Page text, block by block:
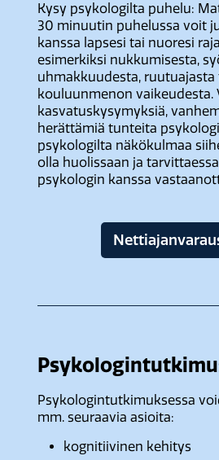
Kysy psykologilta puhelu:
30 minuutin puhelussa voit
kanssa lapsesi tai nuoresi
esimerkiksi nukkumisesta,
uhmakkuudesta, ruutuajasta
kouluunmenon vaikeudesta.
kasvatuskysymyksiä,
herättämiä tunteita
psykologilta näkökulmaa
olla huolissaan ja
psykologin kanssa
Psykologintutkimuksessa
mm. seuraavia asioita:
kognitiivinen kehitys